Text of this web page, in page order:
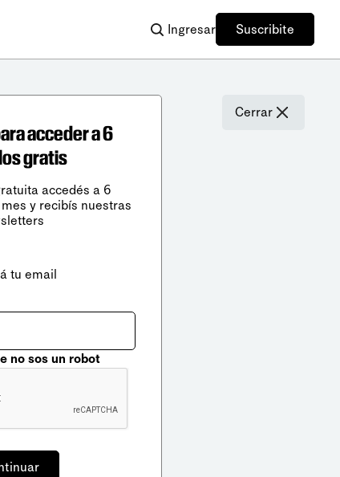
Ingresar Suscribite
Cerrar
acceder a 6
gratis
accedés a 6
y recibís nuestras
tu email
no sos un robot